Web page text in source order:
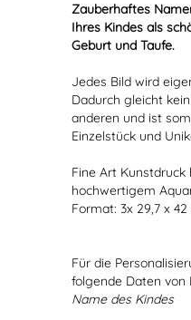
Zauberhaftes
Ihres Kindes als
Geburt und Taufe.
Jedes Bild wird
Dadurch gleicht
anderen und ist
Einzelstück und
Fine Art
hochwertigem
Format: 3x 29,7 x
Für die
folgende Daten von
Name des Kindes